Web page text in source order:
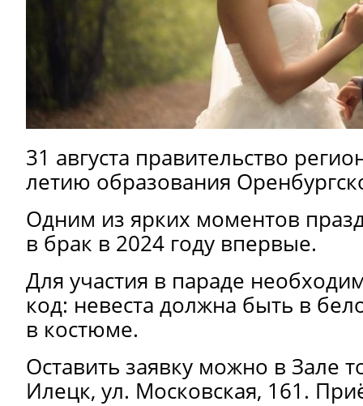
31 августа правительство
летию образования
Одним из ярких моментов
в брак в 2024 году впервые.
Для участия в параде
код: невеста должна быть в
в костюме.
Оставить заявку можно в Зале
Илецк, ул. Московская, 161.